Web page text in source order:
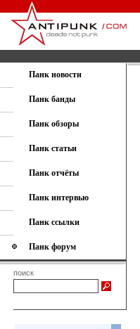
Панк новости
Панк банды
Панк обзоры
Панк статьи
Панк отчёты
Панк интервью
Панк ссылки
Панк форум
поиск